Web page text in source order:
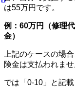
は55万円です。
例：60万円（修理
金）
上記のケースの場
険金は支払われませ
では「0-10」と記